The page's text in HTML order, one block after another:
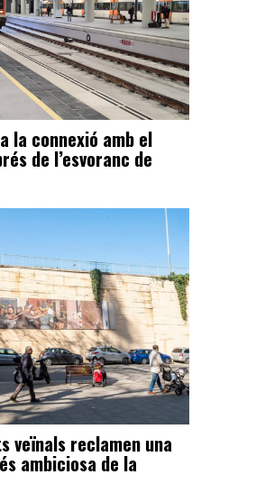
la connexió amb el
de l’esvoranc de
veïnals reclamen una
ambiciosa de la